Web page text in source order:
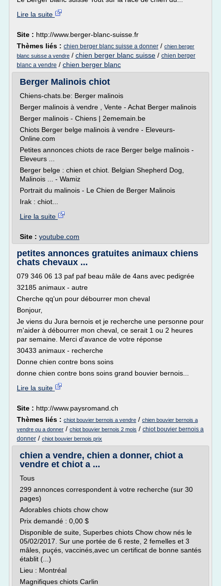
Lire la suite
Site : http://www.berger-blanc-suisse.fr
Thèmes liés : chien berger blanc suisse a donner / chien berger
blanc suisse a vendre / chien berger blanc suisse / chien berger
blanc a vendre / chien berger blanc
Berger Malinois chiot
Chiens-chats.be: Berger malinois
Berger malinois à vendre , Vente - Achat Berger malinois
Berger malinois - Chiens | 2ememain.be
Chiots Berger belge malinois à vendre - Eleveurs-
Online.com
Petites annonces chiots de race Berger belge malinois -
Eleveurs ...
Berger belge : chien et chiot. Belgian Shepherd Dog,
Malinois ... - Wamiz
Portrait du malinois - Le Chien de Berger Malinois
Irak : chiot...
Lire la suite
Site : youtube.com
petites annonces gratuites animaux chiens
chats chevaux ...
079 346 06 13 paf paf beau mâle de 4ans avec pedigrée
32185 animaux - autre
Cherche qq'un pour débourrer mon cheval
Bonjour,
Je viens du Jura bernois et je recherche une personne pour
m'aider à débourrer mon cheval, ce serait 1 ou 2 heures
par semaine. Merci d'avance de votre réponse
30433 animaux - recherche
Donne chien contre bons soins
donne chien contre bons soins grand bouvier bernois...
Lire la suite
Site : http://www.paysromand.ch
Thèmes liés : chiot bouvier bernois a vendre / chien bouvier bernois a
vendre ou a donner / chiot bouvier bernois 2 mois / chiot bouvier bernois a
donner / chiot bouvier bernois prix
chien a vendre, chien a donner, chiot a
vendre et chiot a ...
Tous
299 annonces correspondent à votre recherche (sur 30
pages)
Adorables chiots chow chow
Prix demandé : 0,00 $
Disponible de suite, Superbes chiots Chow chow nés le
05/02/2017. Sur une portée de 6 reste, 2 femelles et 3
mâles, puçés, vaccinés,avec un certificat de bonne santés
établit (...)
Lieu : Montréal
Magnifiques chiots Carlin